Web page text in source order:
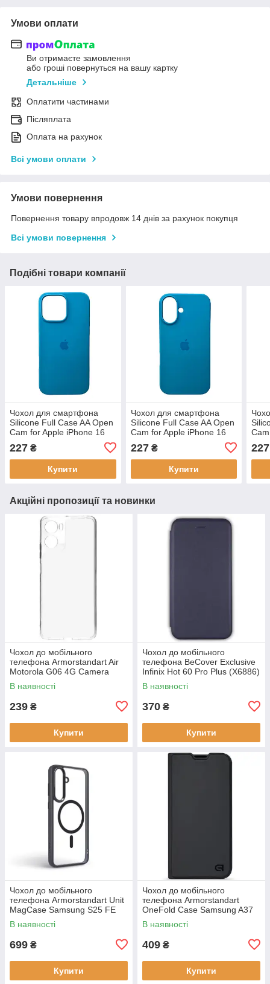
Умови оплати
Ви отримаєте замовлення
або гроші повернуться на вашу картку
Детальніше
Оплатити частинами
Післяплата
Оплата на рахунок
Всі умови оплати
Умови повернення
Повернення товару впродовж 14 днів за рахунок покупця
Всі умови повернення
Подібні товари компанії
Чохол для смартфона
Silicone Full Case AA Open
Cam for Apple iPhone 16
силікон, мікрофібра
227 ₴
Купити
Чохол для смартфона
Silicone Full Case AA Open
Cam for Apple iPhone 16
мікрофібра
227₴
Купити
227
Акційні пропозиції та новинки
Чохол до мобільного
телефона Armorstandart Air
Motorola G06 4G Camera
cover Clear (ARM89057)
В наявності
239 ₴
Купити
Чохол до мобільного
телефона BeCover Exclusive
Infinix Hot 60 Pro Plus (X6886)
Deep Blue (714717)
В наявності
370 ₴
Купити
Чохол до мобільного
телефона Armorstandart Unit
MagCase Samsung S25 FE
5G Black (ARM89156)
В наявності
699 ₴
Купити
Чохол до мобільного
телефона Armorstandart
OneFold Case Samsung A37
5G Black (ARM89718)
В наявності
409 ₴
Купити